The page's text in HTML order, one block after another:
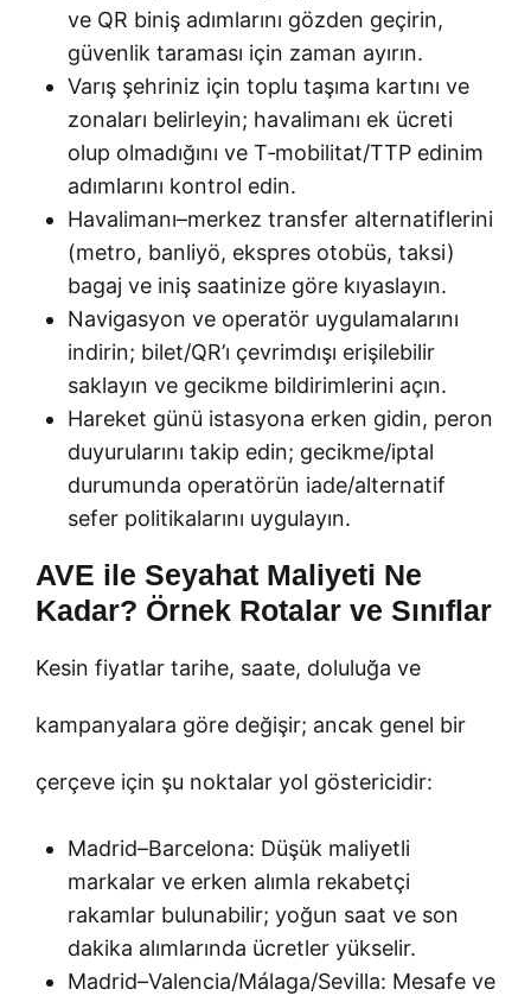
ve QR biniş adımlarını gözden geçirin,
güvenlik taraması için zaman ayırın.
Varış şehriniz için toplu taşıma kartını ve
zonaları belirleyin; havalimanı ek ücreti
olup olmadığını ve T‑mobilitat/TTP edinim
adımlarını kontrol edin.
Havalimanı–merkez transfer alternatiflerini
(metro, banliyö, ekspres otobüs, taksi)
bagaj ve iniş saatinize göre kıyaslayın.
Navigasyon ve operatör uygulamalarını
indirin; bilet/QR’ı çevrimdışı erişilebilir
saklayın ve gecikme bildirimlerini açın.
Hareket günü istasyona erken gidin, peron
duyurularını takip edin; gecikme/iptal
durumunda operatörün iade/alternatif
sefer politikalarını uygulayın.
AVE ile Seyahat Maliyeti Ne
Kadar? Örnek Rotalar ve Sınıflar
Kesin fiyatlar tarihe, saate, doluluğa ve
kampanyalara göre değişir; ancak genel bir
çerçeve için şu noktalar yol göstericidir:
Madrid–Barcelona: Düşük maliyetli
markalar ve erken alımla rekabetçi
rakamlar bulunabilir; yoğun saat ve son
dakika alımlarında ücretler yükselir.
Madrid–Valencia/Málaga/Sevilla: Mesafe ve